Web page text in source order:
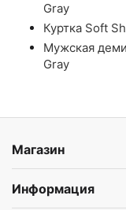
Gray
Куртка Soft
Мужская
Gray
Магазин
Информация